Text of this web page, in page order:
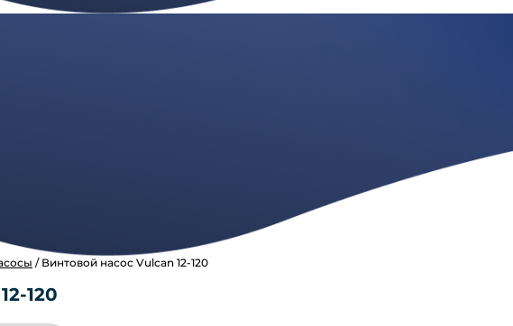
/ Винтовой насос Vulcan 12-120
120